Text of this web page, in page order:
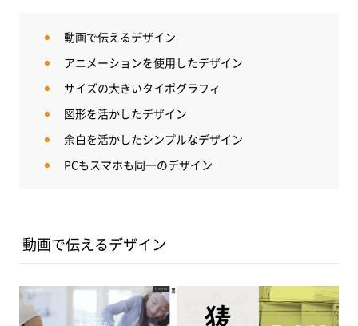
動画で伝えるデザイン
アニメーションを使用したデザイン
サイズの大きいタイポグラフィ
図形を活かしたデザイン
余白を活かしたシンプルなデザイン
PCもスマホも同一のデザイン
動画で伝えるデザイン